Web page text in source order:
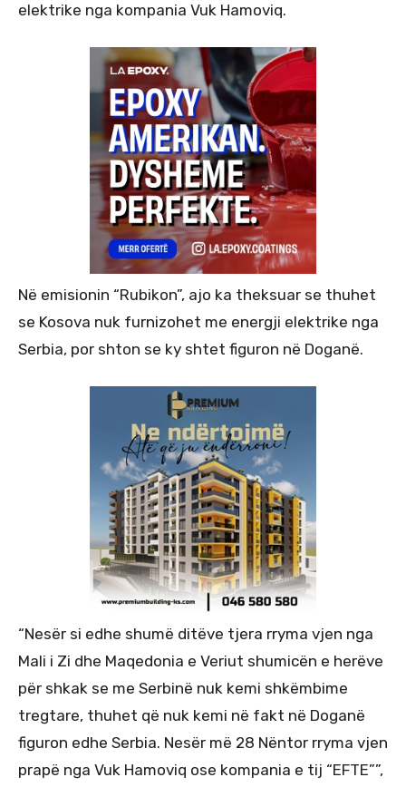
elektrike nga kompania Vuk Hamoviq.
Në emisionin “Rubikon”, ajo ka theksuar se thuhet
se Kosova nuk furnizohet me energji elektrike nga
Serbia, por shton se ky shtet figuron në Doganë.
“Nesër si edhe shumë ditëve tjera rryma vjen nga
Mali i Zi dhe Maqedonia e Veriut shumicën e herëve
për shkak se me Serbinë nuk kemi shkëmbime
tregtare, thuhet që nuk kemi në fakt në Doganë
figuron edhe Serbia. Nesër më 28 Nëntor rryma vjen
prapë nga Vuk Hamoviq ose kompania e tij “EFTE””,